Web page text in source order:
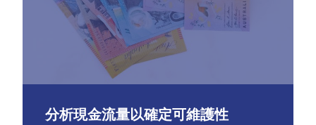
分析現金流量以確定可維護性